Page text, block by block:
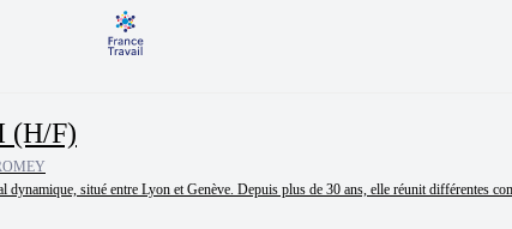
(H/F)
situé entre Lyon et Genève. Depuis plus de 30 ans, elle réunit différentes